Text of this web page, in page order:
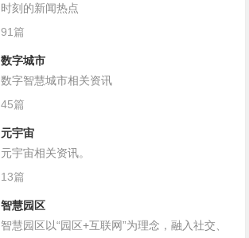
时刻的新闻热点
91篇
数字城市
数字智慧城市相关资讯
45篇
元宇宙
元宇宙相关资讯。
13篇
智慧园区
智慧园区以“园区+互联网”为理念，融入社交、